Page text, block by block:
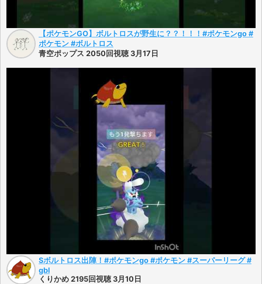
【ポケモンGO】ボルトロスが野生に？？！！！#ポケモンgo #
ポケモン #ボルトロス
青空ポップス 2050回視聴 3月17日
Sボルトロス出陣！#ポケモンgo #ポケモン #スーパーリーグ #
gbl
くりかめ 2195回視聴 3月10日